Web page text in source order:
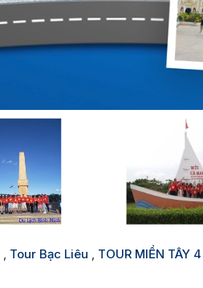
, Tour Bạc Liêu , TOUR MIỀN TÂY